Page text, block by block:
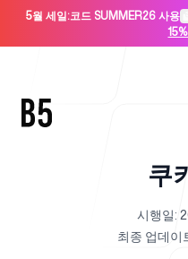
5월 세일:코드 SUMMER26 사용
쿠
시행일:
최종 업데이